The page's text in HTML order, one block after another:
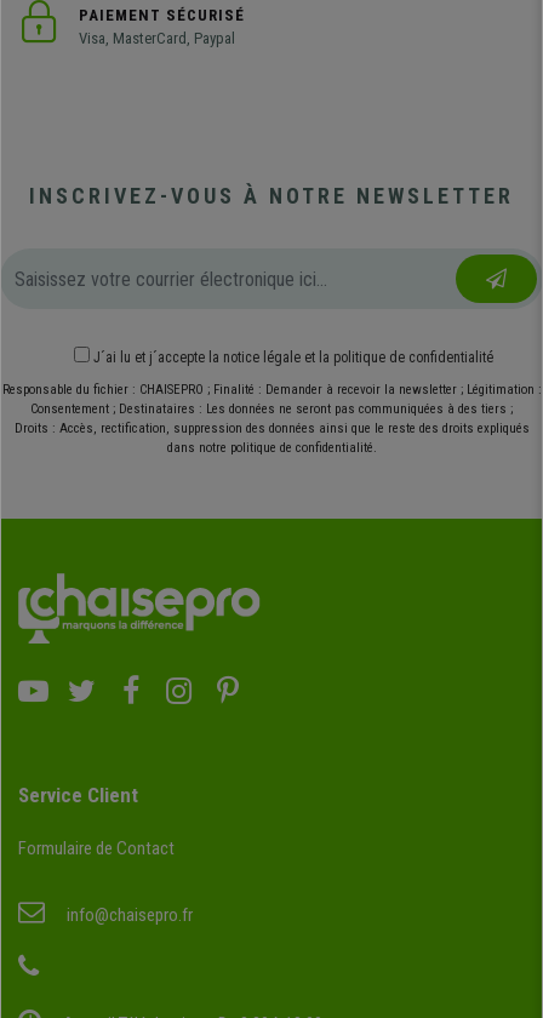
PAIEMENT SÉCURISÉ
Visa, MasterCard, Paypal
INSCRIVEZ-VOUS À NOTRE NEWSLETTER
J´ai lu et j´accepte la notice légale et la politique de confidentialité
Responsable du fichier : CHAISEPRO ; Finalité : Demander à recevoir la newsletter ; Légitimation :
Consentement ; Destinataires : Les données ne seront pas communiquées à des tiers ;
Droits : Accès, rectification, suppression des données ainsi que le reste des droits expliqués
dans notre politique de confidentialité.
Service Client
Formulaire de Contact
info@chaisepro.fr